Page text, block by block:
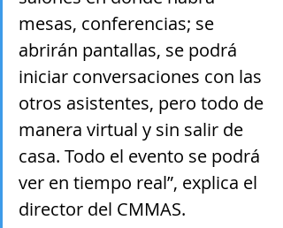
mesas, conferencias; se
abrirán pantallas, se podrá
iniciar conversaciones con las
otros asistentes, pero todo de
manera virtual y sin salir de
casa. Todo el evento se podrá
ver en tiempo real”, explica el
director del CMMAS.